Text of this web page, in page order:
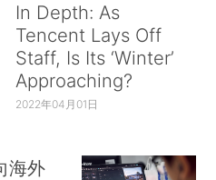
In Depth: As
Tencent Lays Off
Staff, Is Its ‘Winter’
Approaching?
2022年04月01日
海外